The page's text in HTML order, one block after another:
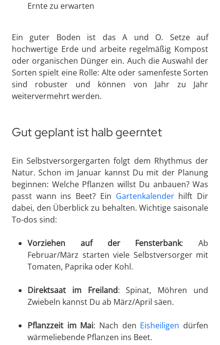
Ernte zu erwarten
Ein guter Boden ist das A und O. Setze auf
hochwertige Erde und arbeite regelmäßig Kompost
oder organischen Dünger ein. Auch die Auswahl der
Sorten spielt eine Rolle: Alte oder samenfeste Sorten
sind robuster und können von Jahr zu Jahr
weitervermehrt werden.
Gut geplant ist halb geerntet
Ein Selbstversorgergarten folgt dem Rhythmus der
Natur. Schon im Januar kannst Du mit der Planung
beginnen: Welche Pflanzen willst Du anbauen? Was
passt wann ins Beet? Ein Gartenkalenderhilft Dir
dabei, den Überblick zu behalten. Wichtige saisonale
To-dos sind:
Vorziehen auf der Fensterbank: Ab
Februar/März starten viele Selbstversorger mit
Tomaten, Paprika oder Kohl.
Direktsaat im Freiland: Spinat, Möhren und
Zwiebeln kannst Du ab März/April säen.
Pflanzzeit im Mai: Nach den Eisheiligen dürfen
wärmeliebende Pflanzen ins Beet.